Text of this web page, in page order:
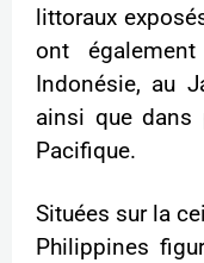
littoraux
ont
Indonésie, au
ainsi que dans
Pacifique.
Situées sur la
Philippines